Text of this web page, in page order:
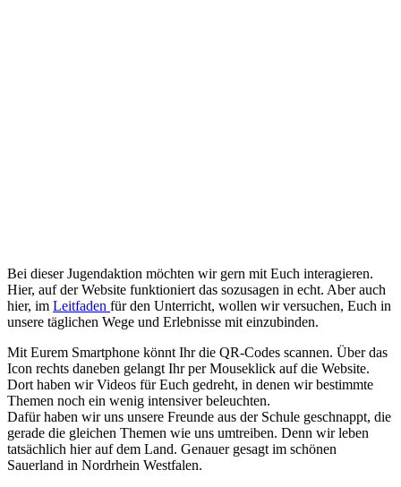
Bei dieser Jugendaktion möchten wir gern mit Euch interagieren.
Hier, auf der Website funktioniert das sozusagen in echt. Aber auch
hier, im Leitfaden für den Unterricht, wollen wir versuchen, Euch in
unsere täglichen Wege und Erlebnisse mit einzubinden.
Mit Eurem Smartphone könnt Ihr die QR-Codes scannen. Über das
Icon rechts daneben gelangt Ihr per Mouseklick auf die Website.
Dort haben wir Videos für Euch gedreht, in denen wir bestimmte
Themen noch ein wenig intensiver beleuchten.
Dafür haben wir uns unsere Freunde aus der Schule geschnappt, die
gerade die gleichen Themen wie uns umtreiben. Denn wir leben
tatsächlich hier auf dem Land. Genauer gesagt im schönen
Sauerland in Nordrhein Westfalen.